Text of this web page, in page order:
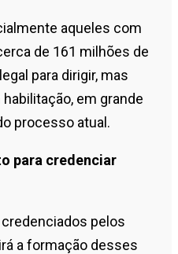
aqueles com
de 161 milhões de
para dirigir, mas
em grande
processo atual.
para credenciar
pelos
a formação desses